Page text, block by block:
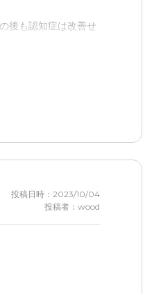
後も認知症は改善せ
してくれたと思って
。
投稿日時：2023/10/04
投稿者：wood